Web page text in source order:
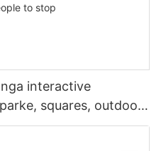
interactive
squares, outdoor
vehicles, music